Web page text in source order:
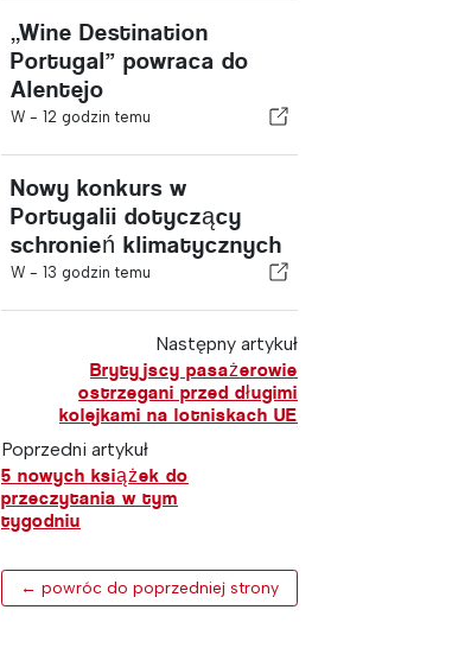
„Wine Destination
Portugal” powraca do
Alentejo
W - 12 godzin temu
Nowy konkurs w
Portugalii dotyczący
schronień klimatycznych
W - 13 godzin temu
Następny artykuł
Brytyjscy pasażerowie
ostrzegani przed długimi
kolejkami na lotniskach UE
Poprzedni artykuł
5 nowych książek do
przeczytania w tym
tygodniu
← powróc do poprzedniej strony